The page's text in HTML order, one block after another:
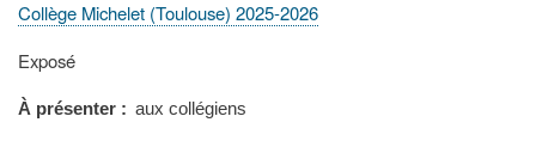
Collège Michelet (Toulouse) 2025-2026
Type
présentation
Exposé
À présenter aux collégiens